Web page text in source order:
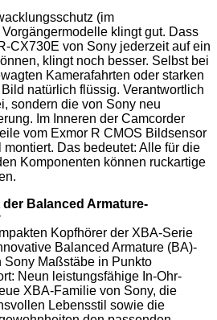
(im
klingt gut. Dass
CX730E von Sony jederzeit auf ein
klingt noch besser. Selbst bei
Kamerafahrten oder starken
natürlich flüssig. Verantwortlich
sondern die von Sony neu
Im Inneren der Camcorder
vom Exmor R CMOS Bildsensor
Das bedeutet: Alle für die
Komponenten können ruckartige
Balanced Armature-
Kopfhörer der XBA-Serie
Balanced Armature (BA)-
Sony Maßstäbe in Punkto
Neun leistungsfähige In-Ohr-
XBA-Familie von Sony, die
Lebensstil sowie die